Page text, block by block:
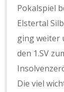
Pokalspiel
Elstertal
ging weiter
den 1.SV
Die viel